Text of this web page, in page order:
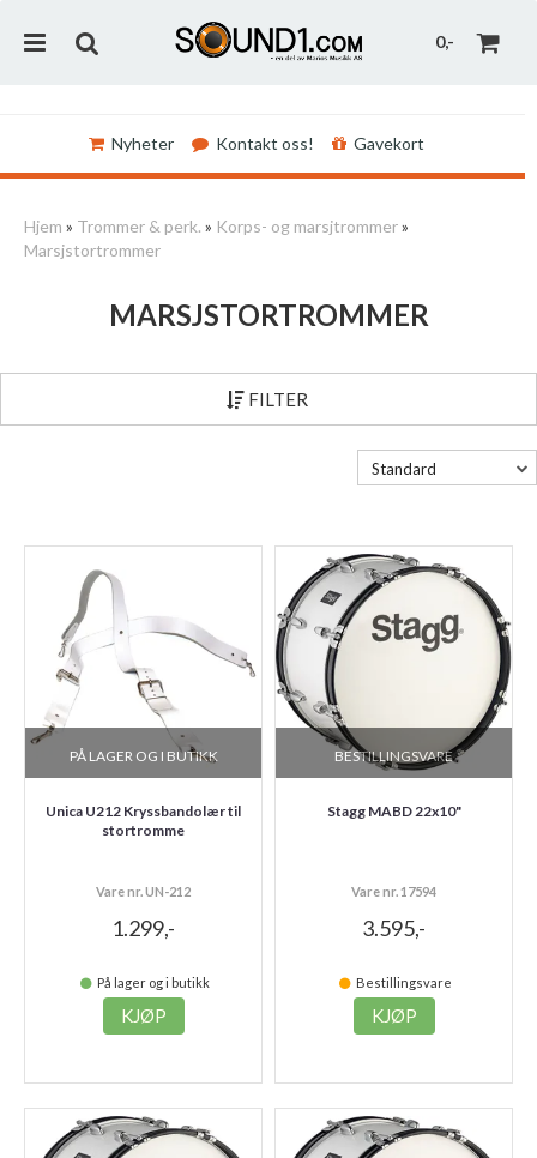
0,-
Nyheter Kontakt oss! Gavekort
Hjem » Trommer & perk. » Korps- og marsjtrommer»
Marsjstortrommer
MARSJSTORTROMMER
FILTER
Standard
PÅ LAGER OG I BUTIKK
Unica U212 Kryssbandolær til
stortromme
Vare nr. UN-212
1.299,-
På lager og i butikk
KJØP
BESTILLINGSVARE
Stagg MABD 22x10"
Vare nr. 17594
3.595,-
Bestillingsvare
KJØP